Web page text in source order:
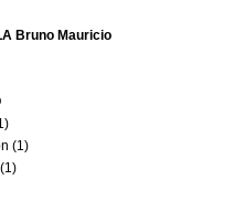
Bruno Mauricio
(1)